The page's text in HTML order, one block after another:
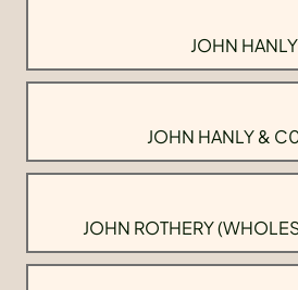
JOHN HANLY
JOHN HANLY &
JOHN ROTHERY